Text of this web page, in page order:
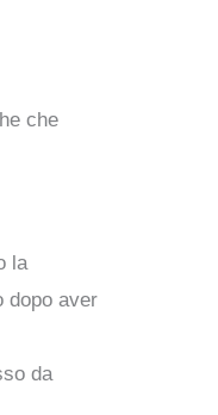
che
la
dopo aver
da